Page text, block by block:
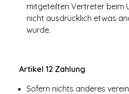
mitgeteilten Vertreter beim
nicht ausdrücklich etwas
wurde.
Artikel 12 Zahlung
Sofern nichts anderes